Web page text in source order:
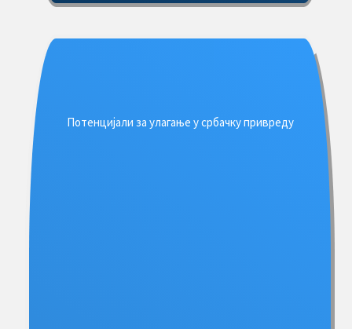
Потенцијали за улагање у србачку привреду